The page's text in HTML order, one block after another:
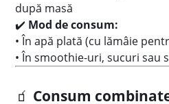
după masă
✔️ Mod de consum:
• În apă plată (cu lămâie
• În smoothie-uri, sucuri sau
🧃 Consum